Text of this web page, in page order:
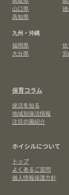
山口県
高知県
九州・沖縄
福岡県
大分県
保育コラム
保活を知る
地域別保活情報
注目の園紹介
ホイシルについて
トップ
よくあるご質問
個人情報保護方針